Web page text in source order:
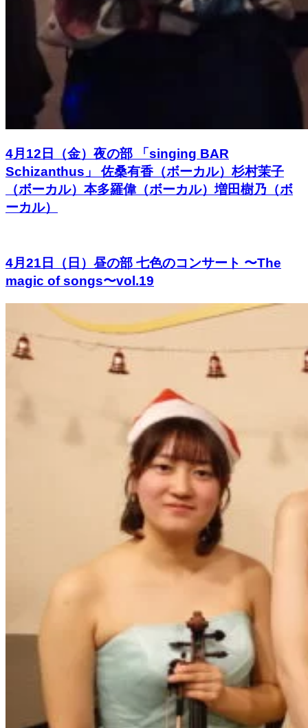
4月12日（金）夜の部 「singing BAR
Schizanthus」 佐桑有香（ボーカル）杉村茉子
（ボーカル）本多羅偉（ボーカル）増田樹乃（ボ
ーカル）
4月21日（日）昼の部 七色のコンサート 〜The
magic of songs〜vol.19